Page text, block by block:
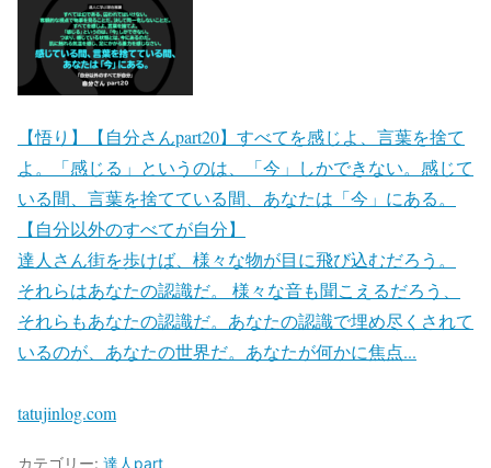
【悟り】【自分さんpart20】すべてを感じよ、言葉を捨て
よ。「感じる」というのは、「今」しかできない。感じて
いる間、言葉を捨てている間、あなたは「今」にある。
【自分以外のすべてが自分】
達人さん街を歩けば、様々な物が目に飛び込むだろう。
それらはあなたの認識だ。 様々な音も聞こえるだろう、
それらもあなたの認識だ。あなたの認識で埋め尽くされて
いるのが、あなたの世界だ。あなたが何かに焦点...
tatujinlog.com
カテゴリー: 達人part